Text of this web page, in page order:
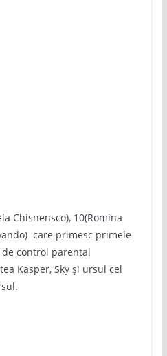
Chisnensco), 10(Romina
care primesc primele
control parental
Kasper, Sky și ursul cel